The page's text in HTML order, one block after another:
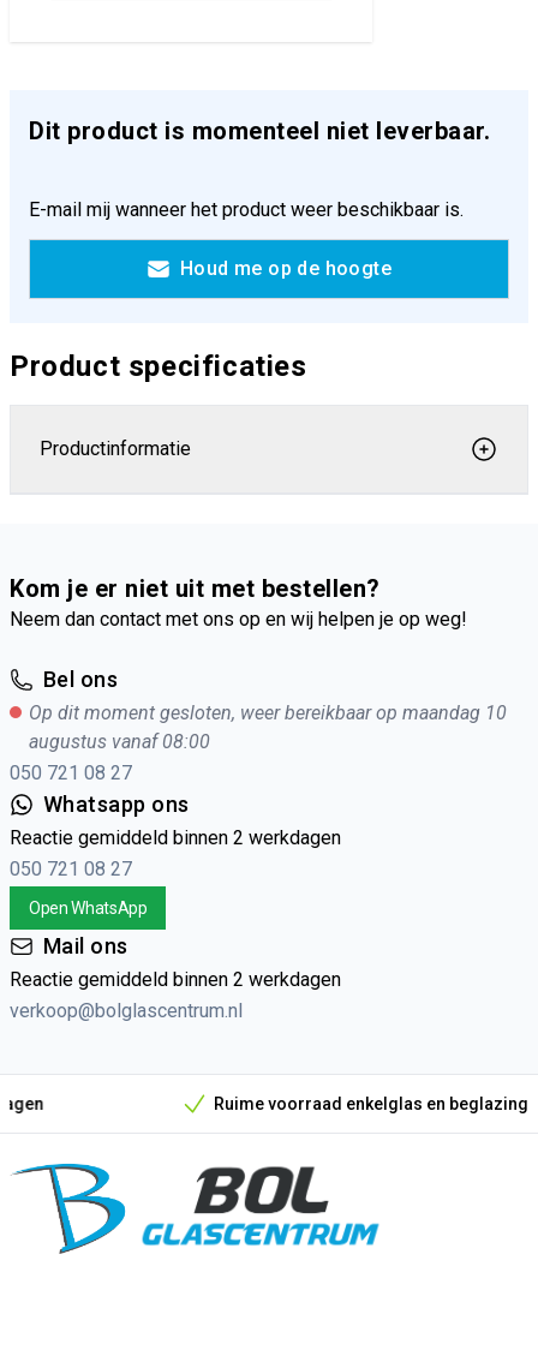
Dit product is momenteel niet leverbaar.
E-mail mij wanneer het product weer beschikbaar is.
Houd me op de hoogte
Product specificaties
Productinformatie
Kom je er niet uit met bestellen?
Neem dan contact met ons op en wij helpen je op weg!
Bel ons
Op dit moment gesloten, weer bereikbaar op maandag 10
augustus vanaf 08:00
050 721 08 27
Whatsapp ons
Reactie gemiddeld binnen 2 werkdagen
050 721 08 27
Open WhatsApp
Mail ons
Reactie gemiddeld binnen 2 werkdagen
verkoop@bolglascentrum.nl
Onze unieke verkoopargumenten
Ruime voorraad enkelglas en beglazingsmateriaal